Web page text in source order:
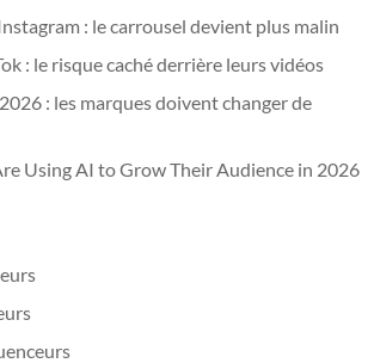
: le carrousel devient plus malin
: le risque caché derrière leurs vidéos
: les marques doivent changer de
Using AI to Grow Their Audience in 2026